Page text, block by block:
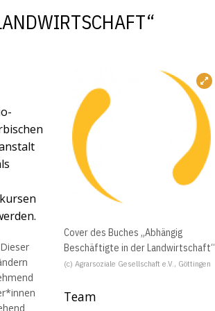
Cover des Buches „Abhängig
Beschäftigte in der Landwirtschaft“
(c) Agrarsoziale Gesellschaft e.V., Göttingen
Team